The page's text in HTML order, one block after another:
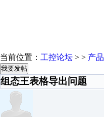
当前位置： 工控论坛 > > 产品
我要发帖
组态王表格导出问题